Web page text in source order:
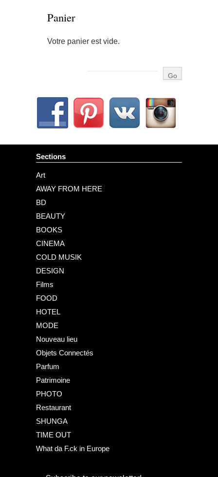
Panier
Votre panier est vide.
Sections
Art
AWAY FROM HERE
BD
BEAUTY
BOOKS
CINEMA
COLD MUSIK
DESIGN
Films
FOOD
HOTEL
MODE
Nouveau lieu
Objets Connectés
Parfum
Patrimoine
PHOTO
Restaurant
SHUNGA
TIME OUT
What da F.ck in Europe